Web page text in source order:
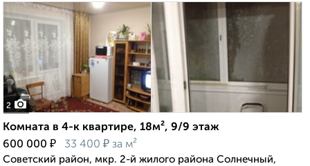
2
Комната в 4-к квартире, 18м², 9/9 этаж
600 000 ₽ 33 400 ₽ за м²
Советский район, мкр. 2-й жилого района Солнечный,